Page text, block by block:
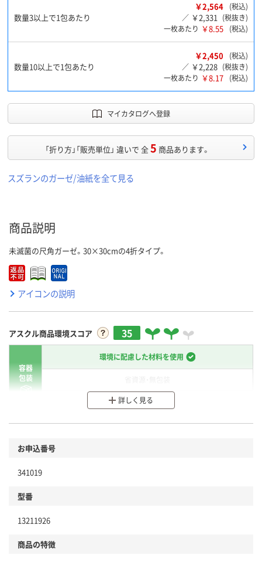
数量3以上で1包あたり
￥2,564
(税込)
／ ￥2,331 (税抜き)
一枚あたり ￥8.55 (税込)
数量10以上で1包あたり
￥2,450
(税込)
／ ￥2,228 (税抜き)
一枚あたり ￥8.17 (税込)
マイカタログへ登録
「折り方」「販売単位」 違いで 全5 商品あります。
スズランのガーゼ/油紙を全て見る
商品説明
未滅菌の尺角ガーゼ。30×30cmの4折タイプ。
アイコンの説明
アスクル商品環境スコア 35
容器
包装
環境に配慮した材料を使用
分別・リサイクルしやすい設計
商品
本体
仕組
詳しく見る
お申込番号
341019
型番
13211926
商品の特徴